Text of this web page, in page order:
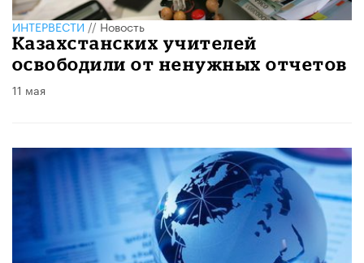
ИНТЕРВЕСТИ//Новость
Казахстанских учителей
освободили от ненужных отчетов
11 мая